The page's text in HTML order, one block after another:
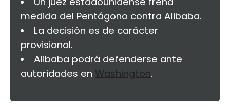
medida del Pentágono contra Alibaba.
La decisión es de carácter
provisional.
Alibaba podrá defenderse ante
autoridades en Washington.